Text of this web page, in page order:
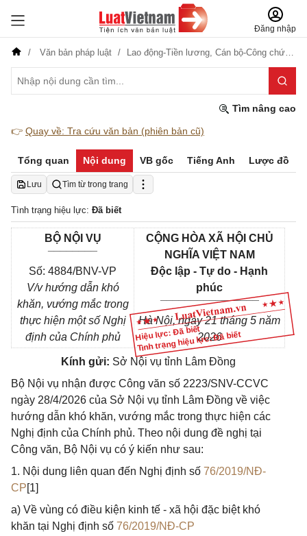
Đăng nhập
Văn bản pháp luật Lao động-Tiền lương, Cán bộ-Công chức-Viên chức,
Tìm nâng cao
👉 Quay về: Tra cứu văn bản (phiên bản cũ)
Tổng quan Nội dung VB gốc Tiếng Anh Lược đồ
Lưu Tìm từ trong trang
Tình trạng hiệu lực: Đã biết
Hiệu lực: Đã biết
Tình trạng hiệu lực: Đã biết
BỘ NỘI VỤ
________
Số: 4884/BNV-VP
V/v hướng dẫn khó
khăn, vướng mắc trong
thực hiện một số Nghị
định của Chính phủ
CỘNG HÒA XÃ HỘI CHỦ
NGHĨA VIỆT NAM
Độc lập - Tự do - Hạnh
phúc
________________
Hà Nội, ngày 21 tháng 5 năm
2026
Kính gửi: Sở Nội vụ tỉnh Lâm Đồng
Bộ Nội vụ nhận được Công văn số 2223/SNV-CCVC
ngày 28/4/2026 của Sở Nội vụ tỉnh Lâm Đồng về việc
hướng dẫn khó khăn, vướng mắc trong thực hiện các
Nghị định của Chính phủ. Theo nội dung đề nghị tại
Công văn, Bộ Nội vụ có ý kiến như sau:
1. Nội dung liên quan đến Nghị định số 76/2019/NĐ-
CP[1]
a) Về vùng có điều kiện kinh tế - xã hội đặc biệt khó
khăn tại Nghị định số 76/2019/NĐ-CP